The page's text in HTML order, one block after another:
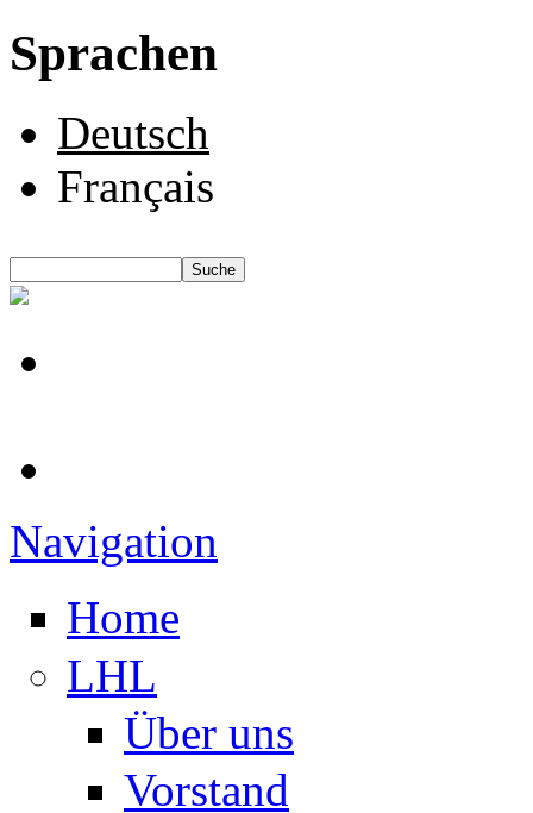
Sprachen
Deutsch
Français
Navigation
Home
LHL
Über uns
Vorstand